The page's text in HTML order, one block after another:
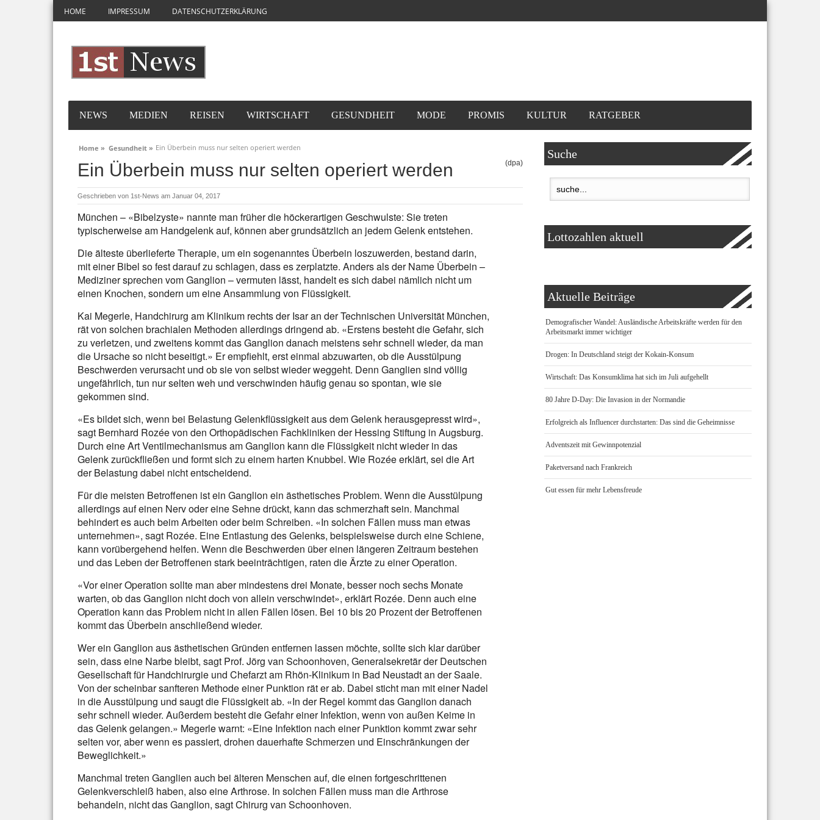
HOME IMPRESSUM DATENSCHUTZERKLÄRUNG
NEWS MEDIEN REISEN WIRTSCHAFT GESUNDHEIT MODE PROMIS KULTUR RATGEBER
Home » Gesundheit » Ein Überbein muss nur selten operiert werden
Ein Überbein muss nur selten operiert werden (dpa)
Geschrieben von 1st-News am Januar 04, 2017
München – «Bibelzyste» nannte man früher die höckerartigen Geschwulste: Sie treten
typischerweise am Handgelenk auf, können aber grundsätzlich an jedem Gelenk entstehen.
Die älteste überlieferte Therapie, um ein sogenanntes Überbein loszuwerden, bestand darin,
mit einer Bibel so fest darauf zu schlagen, dass es zerplatzte. Anders als der Name Überbein –
Mediziner sprechen vom Ganglion – vermuten lässt, handelt es sich dabei nämlich nicht um
einen Knochen, sondern um eine Ansammlung von Flüssigkeit.
Kai Megerle, Handchirurg am Klinikum rechts der Isar an der Technischen Universität München,
rät von solchen brachialen Methoden allerdings dringend ab. «Erstens besteht die Gefahr, sich
zu verletzen, und zweitens kommt das Ganglion danach meistens sehr schnell wieder, da man
die Ursache so nicht beseitigt.» Er empfiehlt, erst einmal abzuwarten, ob die Ausstülpung
Beschwerden verursacht und ob sie von selbst wieder weggeht. Denn Ganglien sind völlig
ungefährlich, tun nur selten weh und verschwinden häufig genau so spontan, wie sie
gekommen sind.
«Es bildet sich, wenn bei Belastung Gelenkflüssigkeit aus dem Gelenk herausgepresst wird»,
sagt Bernhard Rozée von den Orthopädischen Fachkliniken der Hessing Stiftung in Augsburg.
Durch eine Art Ventilmechanismus am Ganglion kann die Flüssigkeit nicht wieder in das
Gelenk zurückfließen und formt sich zu einem harten Knubbel. Wie Rozée erklärt, sei die Art
der Belastung dabei nicht entscheidend.
Für die meisten Betroffenen ist ein Ganglion ein ästhetisches Problem. Wenn die Ausstülpung
allerdings auf einen Nerv oder eine Sehne drückt, kann das schmerzhaft sein. Manchmal
behindert es auch beim Arbeiten oder beim Schreiben. «In solchen Fällen muss man etwas
unternehmen», sagt Rozée. Eine Entlastung des Gelenks, beispielsweise durch eine Schiene,
kann vorübergehend helfen. Wenn die Beschwerden über einen längeren Zeitraum bestehen
und das Leben der Betroffenen stark beeinträchtigen, raten die Ärzte zu einer Operation.
«Vor einer Operation sollte man aber mindestens drei Monate, besser noch sechs Monate
warten, ob das Ganglion nicht doch von allein verschwindet», erklärt Rozée. Denn auch eine
Operation kann das Problem nicht in allen Fällen lösen. Bei 10 bis 20 Prozent der Betroffenen
kommt das Überbein anschließend wieder.
Wer ein Ganglion aus ästhetischen Gründen entfernen lassen möchte, sollte sich klar darüber
sein, dass eine Narbe bleibt, sagt Prof. Jörg van Schoonhoven, Generalsekretär der Deutschen
Gesellschaft für Handchirurgie und Chefarzt am Rhön-Klinikum in Bad Neustadt an der Saale.
Von der scheinbar sanfteren Methode einer Punktion rät er ab. Dabei sticht man mit einer Nadel
in die Ausstülpung und saugt die Flüssigkeit ab. «In der Regel kommt das Ganglion danach
sehr schnell wieder. Außerdem besteht die Gefahr einer Infektion, wenn von außen Keime in
das Gelenk gelangen.» Megerle warnt: «Eine Infektion nach einer Punktion kommt zwar sehr
selten vor, aber wenn es passiert, drohen dauerhafte Schmerzen und Einschränkungen der
Beweglichkeit.»
Manchmal treten Ganglien auch bei älteren Menschen auf, die einen fortgeschrittenen
Gelenkverschleiß haben, also eine Arthrose. In solchen Fällen muss man die Arthrose
behandeln, nicht das Ganglion, sagt Chirurg van Schoonhoven.
Suche
Lottozahlen aktuell
Aktuelle Beiträge
Demografischer Wandel: Ausländische Arbeitskräfte werden für den
Arbeitsmarkt immer wichtiger
Drogen: In Deutschland steigt der Kokain-Konsum
Wirtschaft: Das Konsumklima hat sich im Juli aufgehellt
80 Jahre D-Day: Die Invasion in der Normandie
Erfolgreich als Influencer durchstarten: Das sind die Geheimnisse
Adventszeit mit Gewinnpotenzial
Paketversand nach Frankreich
Gut essen für mehr Lebensfreude